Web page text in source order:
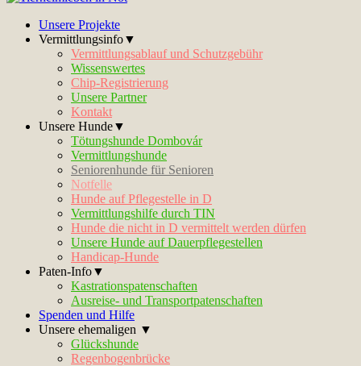
Unsere Projekte
Vermittlungsinfo▼
Vermittlungsablauf und Schutzgebühr
Wissenswertes
Chip-Registrierung
Unsere Partner
Kontakt
Unsere Hunde▼
Tötungshunde Dombovár
Vermittlungshunde
Seniorenhunde für Senioren
Notfelle
Hunde auf Pflegestelle in D
Vermittlungshilfe durch TIN
Hunde die nicht in D vermittelt werden dürfen
Unsere Hunde auf Dauerpflegestellen
Handicap-Hunde
Paten-Info▼
Kastrationspatenschaften
Ausreise- und Transportpatenschaften
Spenden und Hilfe
Unsere ehemaligen ▼
Glückshunde
Regenbogenbrücke